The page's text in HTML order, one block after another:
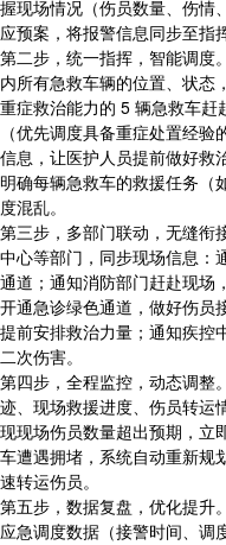
握现场情况（伤员数量、伤情
应预案，将报警信息同步至指
第二步，统一指挥，智能调度
内所有急救车辆的位置、状态
重症救治能力的 5 辆急救车赶
（优先调度具备重症处置经
信息，让医护人员提前做好救
明确每辆急救车的救援任务（
度混乱。
第三步，多部门联动，无缝衔
中心等部门，同步现场信息：
通道；通知消防部门赶赴现场
开通急诊绿色通道，做好伤员
提前安排救治力量；通知疾控
二次伤害。
第四步，全程监控，动态调整
迹、现场救援进度、伤员转运
现现场伤员数量超出预期，立
车遭遇拥堵，系统自动重新规
速转运伤员。
第五步，数据复盘，优化提升
应急调度数据（接警时间、调